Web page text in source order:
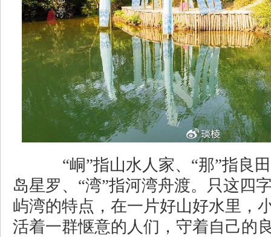
“峒”指山水人家、“那”指良田
岛星罗、“湾”指河湾舟渡。只这四
屿湾的特点，在一片好山好水里，
活着一群惬意的人们，守着自己的